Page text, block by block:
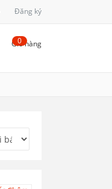
Đăng ký
Giỏ hàng
0